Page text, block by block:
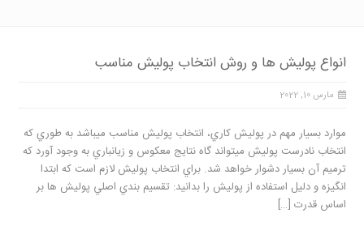
انواع پولیش ها و روش انتخاب پولیش مناسب
مارس 10, 2022
موارد بسیار مهم در پوليش کاري، انتخاب پوليش مناسب ميباشد به طوري که
انتخاب نادرست پوليش ميتواند گاه نتايج معکوس و زيانباري به وجود آورد که
ترميم آن بسيار دشوار خواهد شد. براي انتخاب پوليش لازم است که ابتدا
انگیزه و دليل استفاده از پوليش را بدانيد: تقسيم بندي اصلي پوليش ها بر
اساس قدرت […]